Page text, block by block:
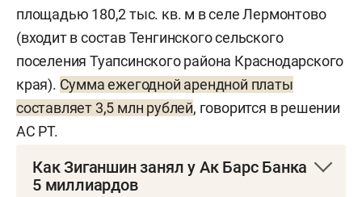
площадью 180,2 тыс. кв. м в селе Лермонтово
(входит в состав Тенгинского сельского
поселения Туапсинского района Краснодарского
края). Сумма ежегодной арендной платы
составляет 3,5 млн рублей, говорится в решении
АС РТ.
Как Зиганшин занял у Ак Барс Банка
5 миллиардов